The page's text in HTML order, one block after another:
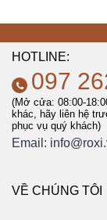
HOTLINE:
097
(Mở cửa: 08:00-
khác, hãy liên hệ
phục vụ quý khách)
Email:
VỀ CHÚNG TÔI